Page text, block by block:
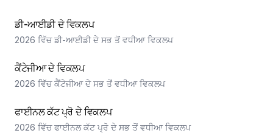
ਡੀ-ਆਈਡੀ ਦੇ ਵਿਕਲਪ
2026 ਵਿੱਚ ਡੀ-ਆਈਡੀ ਦੇ ਸਭ ਤੋਂ ਵਧੀਆ ਵਿਕਲਪ
ਕੈਂਟੇਜੀਆ ਦੇ ਵਿਕਲਪ
2026 ਵਿੱਚ ਕੈਂਟੇਜੀਆ ਦੇ ਸਭ ਤੋਂ ਵਧੀਆ ਵਿਕਲਪ
ਫਾਈਨਲ ਕੱਟ ਪ੍ਰੋ ਦੇ ਵਿਕਲਪ
2026 ਵਿੱਚ ਫਾਈਨਲ ਕੱਟ ਪ੍ਰੋ ਦੇ ਸਭ ਤੋਂ ਵਧੀਆ ਵਿਕਲਪ